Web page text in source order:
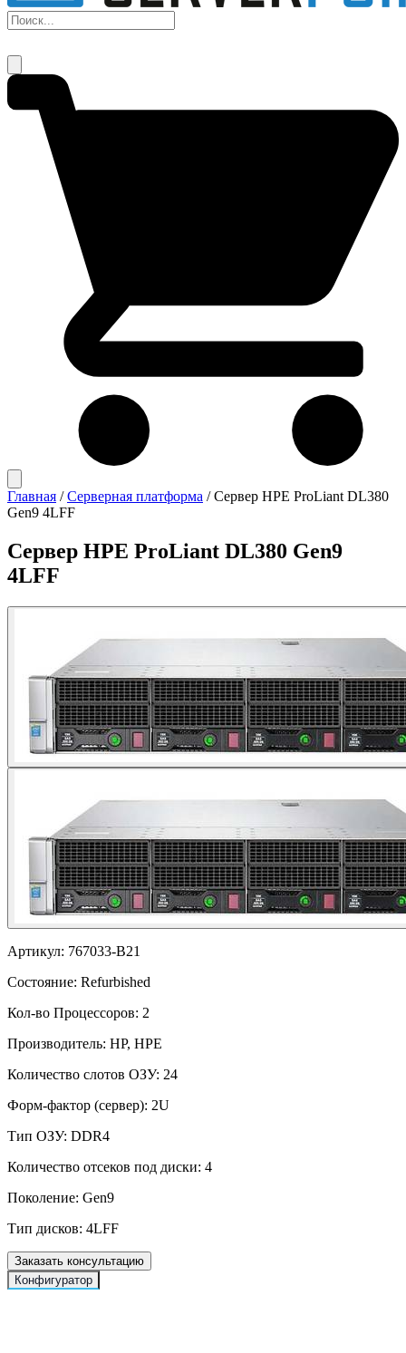
Главная / Серверная платформа / Сервер HPE ProLiant DL380
Gen9 4LFF
Сервер HPE ProLiant DL380 Gen9
4LFF
Артикул: 767033-B21
Состояние: Refurbished
Кол-во Процессоров: 2
Производитель: HP, HPE
Количество слотов ОЗУ: 24
Форм-фактор (сервер): 2U
Тип ОЗУ: DDR4
Количество отсеков под диски: 4
Поколение: Gen9
Тип дисков: 4LFF
Заказать консультацию
Конфигуратор